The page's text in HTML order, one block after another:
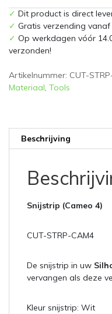
✓ Dit product is direct
✓ Gratis verzending
✓ Op werkdagen vóór
verzonden!
Artikelnummer: CUT-
Materiaal, Tools
Beschrijving
Snijstrip (Cameo 4)
CUT-STRP-CAM4
De snijstrip in uw
vervangen als deze
Kleur snijstrip: Wit